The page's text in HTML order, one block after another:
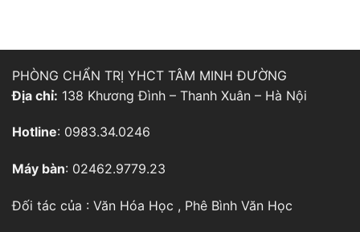
PHÒNG CHẨN TRỊ YHCT TÂM MINH ĐƯỜNG
Địa chỉ: 138 Khương Đình – Thanh Xuân – Hà Nội
Hotline: 0983.34.0246
Máy bàn: 02462.9779.23
Đối tác của : Văn Hóa Học , Phê Bình Văn Học